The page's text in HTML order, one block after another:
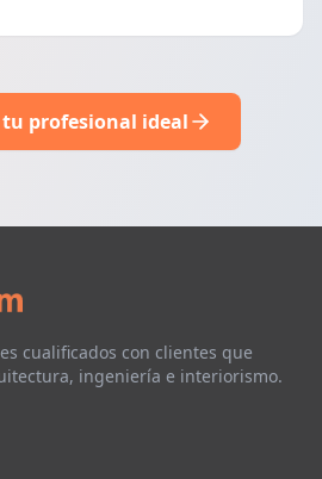
profesional ideal
cualificados con clientes que
ingeniería e interiorismo.